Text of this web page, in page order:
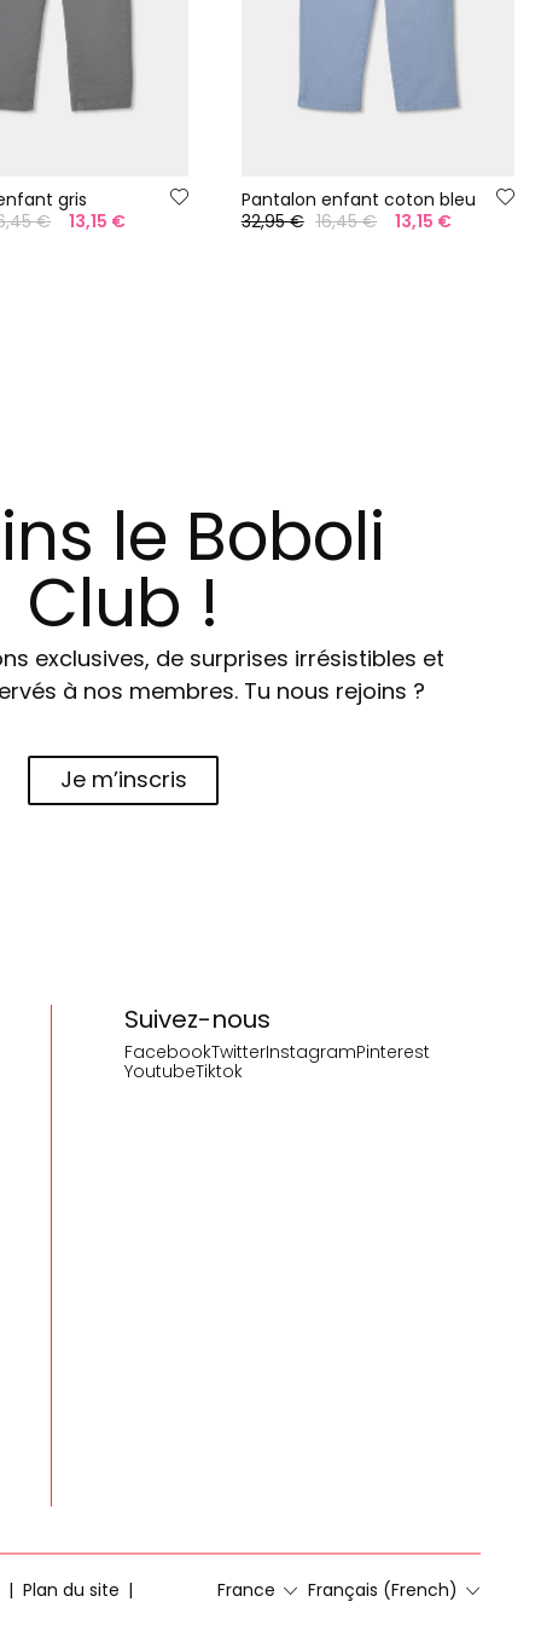
gris
€
13,15 €
Pantalon enfant coton bleu
32,95 € 16,45 € 13,15 €
le Boboli
Club !
exclusives, de surprises irrésistibles et
à nos membres. Tu nous rejoins ?
Je m’inscris
Suivez-nous
FacebookTwitterInstagramPinterest
YoutubeTiktok
France Français (French)
Plan du site